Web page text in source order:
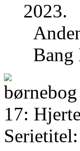
2023.
Bang
17: